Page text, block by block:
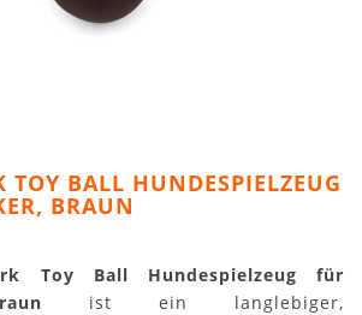
TOY BALL HUNDESPIELZEUG
BRAUN
Toy Ball Hundespielzeug für
ist ein langlebiger,